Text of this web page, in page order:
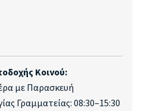
Κοινού:
με Παρασκευή
Γραμματείας: 08:30–15:30